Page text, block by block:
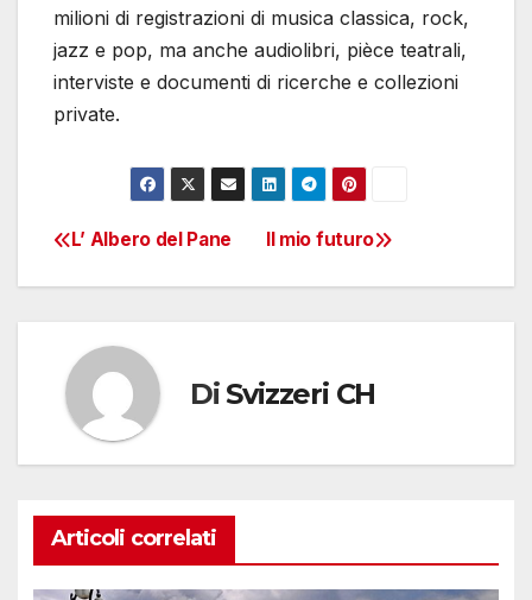
milioni di registrazioni di musica classica, rock,
jazz e pop, ma anche audiolibri, pièce teatrali,
interviste e documenti di ricerche e collezioni
private.
Navigazione
articoli
Il mio futuro
L’ Albero del Pane
Di Svizzeri CH
Articoli correlati